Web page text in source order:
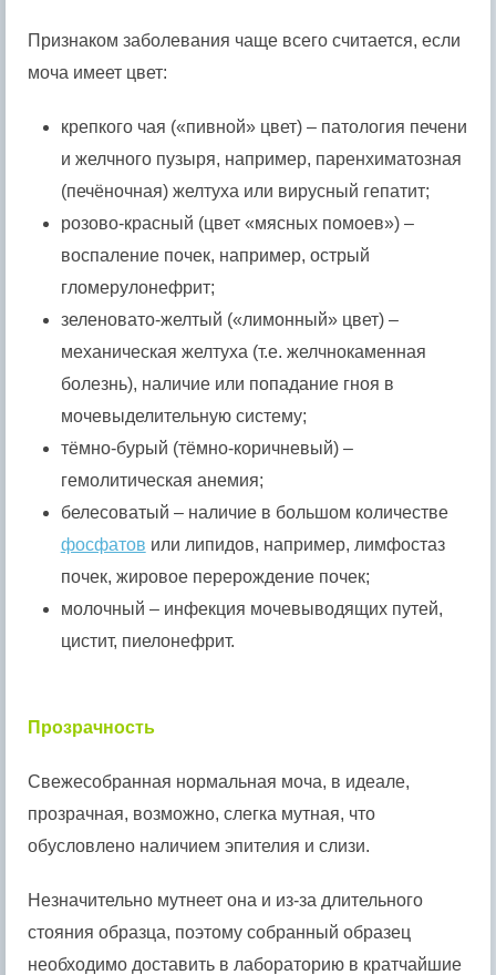
Признаком заболевания чаще всего считается, если
моча имеет цвет:
крепкого чая («пивной» цвет) – патология печени
и желчного пузыря, например, паренхиматозная
(печёночная) желтуха или вирусный гепатит;
розово-красный (цвет «мясных помоев») –
воспаление почек, например, острый
гломерулонефрит;
зеленовато-желтый («лимонный» цвет) –
механическая желтуха (т.е. желчнокаменная
болезнь), наличие или попадание гноя в
мочевыделительную систему;
тёмно-бурый (тёмно-коричневый) –
гемолитическая анемия;
белесоватый – наличие в большом количестве
фосфатов или липидов, например, лимфостаз
почек, жировое перерождение почек;
молочный – инфекция мочевыводящих путей,
цистит, пиелонефрит.
Прозрачность
Свежесобранная нормальная моча, в идеале,
прозрачная, возможно, слегка мутная, что
обусловлено наличием эпителия и слизи.
Незначительно мутнеет она и из-за длительного
стояния образца, поэтому собранный образец
необходимо доставить в лабораторию в кратчайшие